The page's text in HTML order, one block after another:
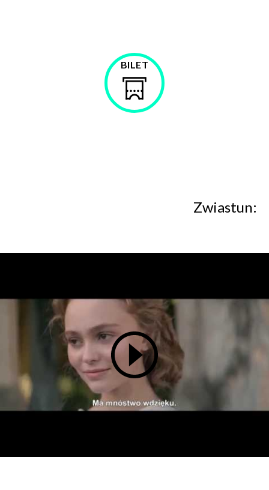
Kup
bilet
BILET
Zwiastun: